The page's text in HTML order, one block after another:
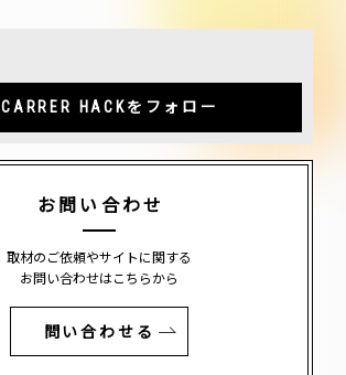
CARRER HACKをフォロー
お問い合わせ
取材のご依頼やサイトに関する
お問い合わせはこちらから
問い合わせる